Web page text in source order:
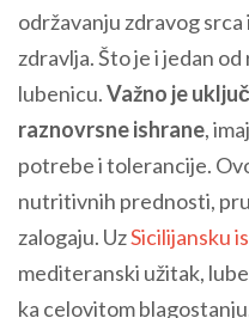
održavanju zdravog
zdravlja. Što je i jedan
lubenicu.Važno je
raznovrsne ishrane,
potrebe i tolerancije.
nutritivnih prednosti,
zalogaju. UzSicilijansku
mediteranski užitak,
ka celovitom